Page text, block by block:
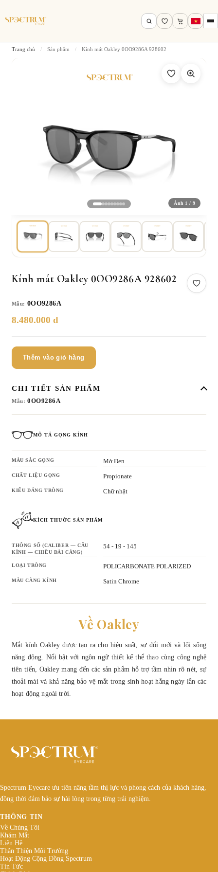
Tìm theo tên, mã gọng, thương hiệu…
Tìm kiếm
Trang chủ / Sản phẩm / Kính mát Oakley 0OO9286A 928602
Ảnh 1 / 9
Kính mát Oakley 0OO9286A 928602
Mẫu: 0OO9286A
8.480.000 đ
Thêm vào giỏ hàng
CHI TIẾT SẢN PHẨM
Mẫu: 0OO9286A
MÔ TẢ GỌNG KÍNH
MÀU SẮC GỌNG Mờ Đen
CHẤT LIỆU GỌNG Propionate
KIỂU DÁNG TRÒNG Chữ nhật
KÍCH THƯỚC SẢN PHẨM
THÔNG SỐ (CALIBER — CẦU
KÍNH — CHIỀU DÀI CÀNG)
54 - 19 - 145
LOẠI TRÒNG POLICARBONATE POLARIZED
MÀU CÀNG KÍNH Satin Chrome
Về Oakley
Mắt kính Oakley được tạo ra cho hiệu suất, sự đổi mới và lối sống
năng động. Nổi bật với ngôn ngữ thiết kế thể thao cùng công nghệ
tiên tiến, Oakley mang đến các sản phẩm hỗ trợ tầm nhìn rõ nét, sự
thoải mái và khả năng bảo vệ mắt trong sinh hoạt hằng ngày lẫn các
hoạt động ngoài trời.
Spectrum Eyecare ưu tiên nâng tầm thị lực và phong cách của khách hàng,
đồng thời đảm bảo sự hài lòng trong từng trải nghiệm.
THÔNG TIN
Về Chúng Tôi
Khám Mắt
Liên Hệ
Thân Thiện Môi Trường
Hoạt Động Cộng Đồng Spectrum
Tin Tức